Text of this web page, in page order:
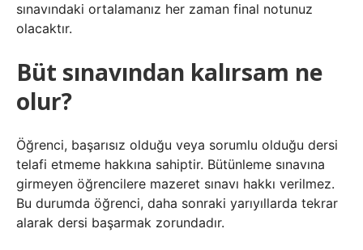
sınavındaki ortalamanız her zaman final notunuz
olacaktır.
Büt sınavından kalırsam ne
olur?
Öğrenci, başarısız olduğu veya sorumlu olduğu dersi
telafi etmeme hakkına sahiptir. Bütünleme sınavına
girmeyen öğrencilere mazeret sınavı hakkı verilmez.
Bu durumda öğrenci, daha sonraki yarıyıllarda tekrar
alarak dersi başarmak zorundadır.